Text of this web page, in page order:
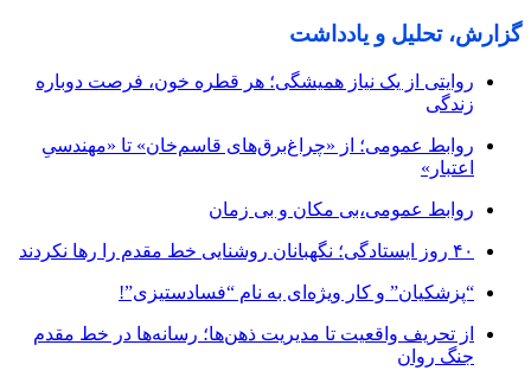
گزارش، تحلیل و یادداشت
روایتی از یک نیاز همیشگی؛ هر قطره خون، فرصت دوباره
زندگی
روابط عمومی؛ از «چراغ‌برق‌های قاسم‌خان» تا «مهندسیِ
اعتبار»
روابط عمومی،بی مکان و بی زمان
۴۰ روز ایستادگی؛ نگهبانان روشنایی خط مقدم را رها نکردند
“پزشکیان” و کار ویژه‌ای به نام “فسادستیزی”!
از تحریف واقعیت تا مدیریت ذهن‌ها؛ رسانه‌ها در خط مقدم
جنگ روان